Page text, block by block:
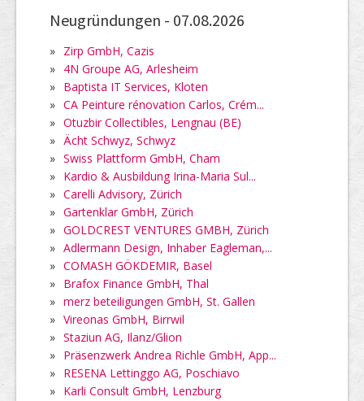
Neugründungen - 07.08.2026
» Zirp GmbH, Cazis
» 4N Groupe AG, Arlesheim
» Baptista IT Services, Kloten
» CA Peinture rénovation Carlos, Crém...
» Otuzbir Collectibles, Lengnau (BE)
» Ächt Schwyz, Schwyz
» Swiss Plattform GmbH, Cham
» Kardio & Ausbildung Irina-Maria Sul...
» Carelli Advisory, Zürich
» Gartenklar GmbH, Zürich
» GOLDCREST VENTURES GMBH, Zürich
» Adlermann Design, Inhaber Eagleman,...
» COMASH GÖKDEMIR, Basel
» Brafox Finance GmbH, Thal
» merz beteiligungen GmbH, St. Gallen
» Vireonas GmbH, Birrwil
» Staziun AG, Ilanz/Glion
» Präsenzwerk Andrea Richle GmbH, App...
» RESENA Lettinggo AG, Poschiavo
» Karli Consult GmbH, Lenzburg